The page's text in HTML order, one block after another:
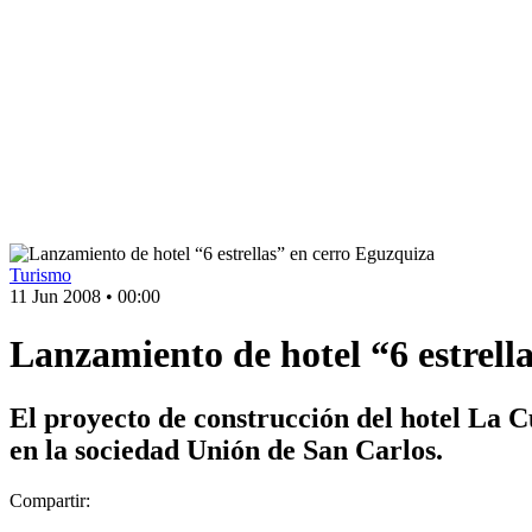
Turismo
11 Jun 2008 • 00:00
Lanzamiento de hotel “6
El proyecto de construcción del hotel La
en la sociedad Unión de San Carlos.
Compartir: